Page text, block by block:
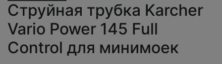
Струйная трубка Karcher
Vario Power 145 Full
Control для минимоек